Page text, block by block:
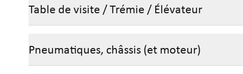
Table de visite / Trémie / Élévateur
Pneumatiques, châssis (et moteur)